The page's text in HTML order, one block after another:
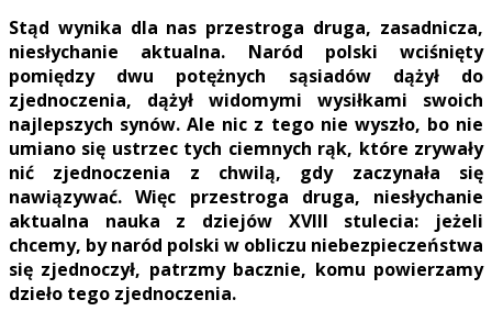
Stąd wynika dla nas przestroga druga, zasadnicza,
niesłychanie aktualna. Naród polski wciśnięty
pomiędzy dwu potężnych sąsiadów dążył do
zjednoczenia, dążył widomymi wysiłkami swoich
najlepszych synów. Ale nic z tego nie wyszło, bo nie
umiano się ustrzec tych ciemnych rąk, które zrywały
nić zjednoczenia z chwilą, gdy zaczynała się
nawiązywać. Więc przestroga druga, niesłychanie
aktualna nauka z dziejów XVIII stulecia: jeżeli
chcemy, by naród polski w obliczu niebezpieczeństwa
się zjednoczył, patrzmy bacznie, komu powierzamy
dzieło tego zjednoczenia.